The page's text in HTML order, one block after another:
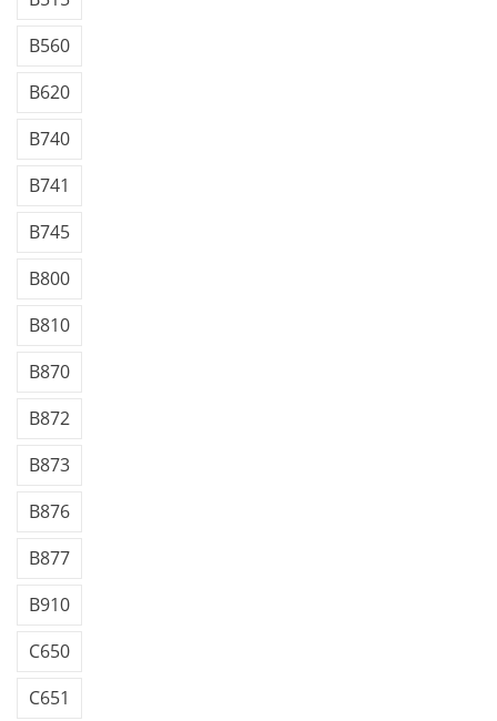
B560
B620
B740
B741
B745
B800
B810
B870
B872
B873
B876
B877
B910
C650
C651